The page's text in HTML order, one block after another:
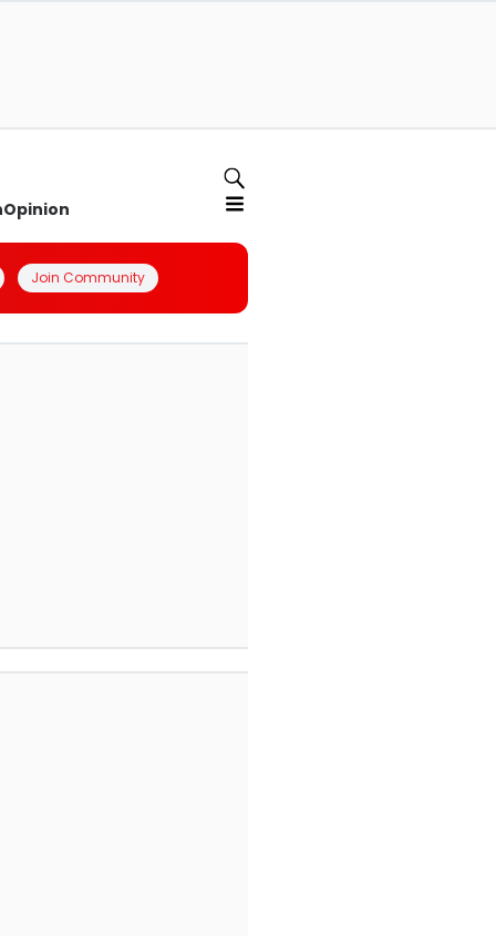
Opinion
Join Community